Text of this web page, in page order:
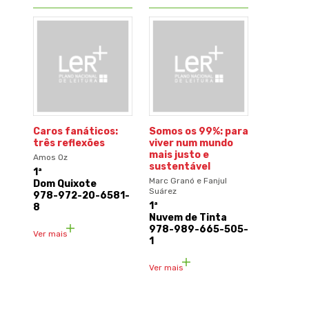
Caros fanáticos:
três reflexões
Amos Oz
1ª
Dom Quixote
978-972-20-6581-
8
Ver mais
Somos os 99%: para
viver num mundo
mais justo e
sustentável
Marc Granó e Fanjul
Suárez
1ª
Nuvem de Tinta
978-989-665-505-
1
Ver mais